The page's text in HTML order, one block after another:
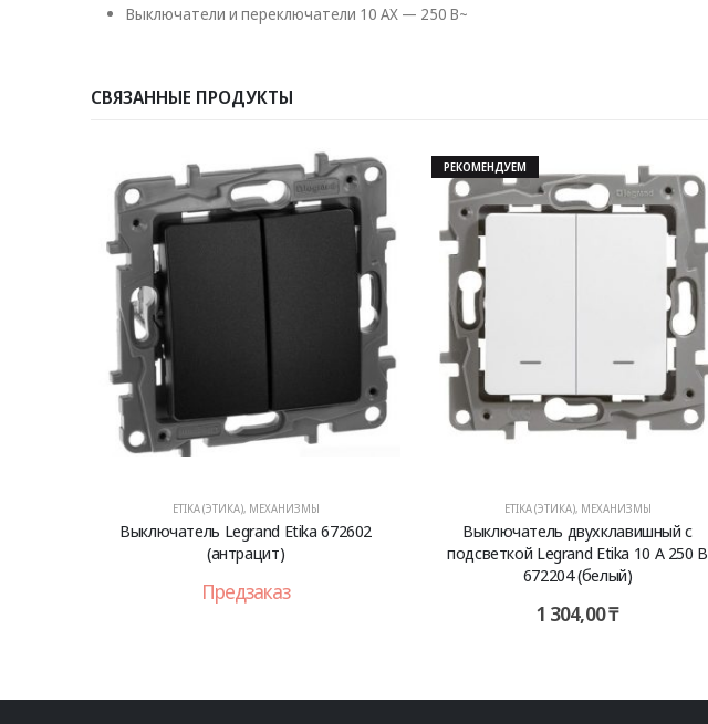
Выключатели и переключатели 10 AX — 250 В~
СВЯЗАННЫЕ ПРОДУКТЫ
ETIKA (ЭТИКА), МЕХАНИЗМЫ
Выключатель Legrand Etika 672602
(антрацит)
Предзаказ
РЕКОМЕНДУЕМ
ETIKA (ЭТИКА), МЕХАНИЗМЫ
Выключатель двухклавишный с
подсветкой Legrand Etika 10 A 250 В
672204 (белый)
1 304,00₸